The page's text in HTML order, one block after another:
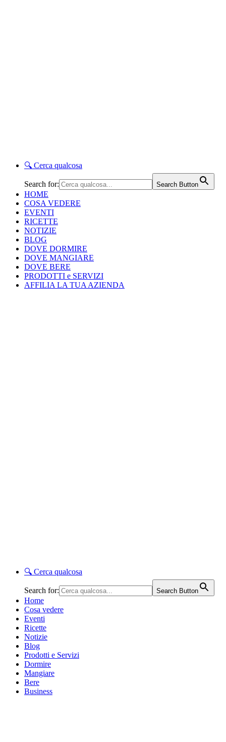
🔍 Cerca qualcosa
Search for: Search Button
HOME
COSA VEDERE
EVENTI
RICETTE
NOTIZIE
BLOG
DOVE DORMIRE
DOVE MANGIARE
DOVE BERE
PRODOTTI e SERVIZI
AFFILIA LA TUA AZIENDA
🔍 Cerca qualcosa
Search for: Search Button
Home
Cosa vedere
Eventi
Ricette
Notizie
Blog
Prodotti e Servizi
Dormire
Mangiare
Bere
Business